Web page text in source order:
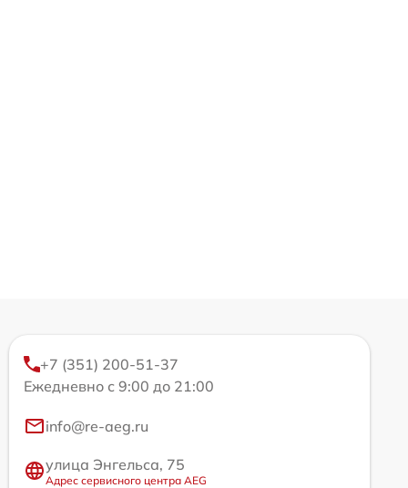
+7 (351) 200-51-37
Ежедневно с 9:00 до 21:00
info@re-aeg.ru
улица Энгельса, 75
Адрес сервисного центра AEG